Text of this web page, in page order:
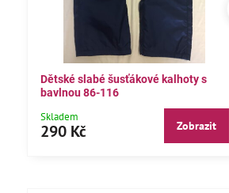
Dětské slabé šusťákové kalhoty s
bavlnou 86-116
Skladem
290 Kč Zobrazit